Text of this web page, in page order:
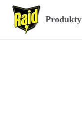
spiders
Produkty